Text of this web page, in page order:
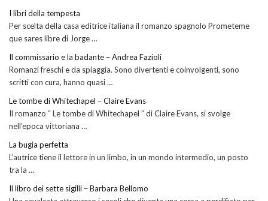
I libri della tempesta
Per scelta della casa editrice italiana il romanzo spagnolo Prometeme
que sares libre di Jorge …
Il commissario e la badante – Andrea Fazioli
Romanzi freschi e da spiaggia. Sono divertenti e coinvolgenti, sono
scritti con cura, hanno quasi …
Le tombe di Whitechapel – Claire Evans
Il romanzo “ Le tombe di Whitechapel ” di Claire Evans, si svolge
nell’epoca vittoriana …
La bugia perfetta
L’autrice tiene il lettore in un limbo, in un mondo intermedio, un posto
tra la …
Il libro dei sette sigilli – Barbara Bellomo